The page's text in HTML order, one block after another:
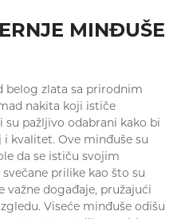
MINĐUŠE
belog zlata sa prirodnim
nakita koji ističe
pažljivo odabrani kako bi
kvalitet. Ove minđuše su
da se ističu svojim
prilike kao što su
važne događaje, pružajući
Viseće minđuše odišu